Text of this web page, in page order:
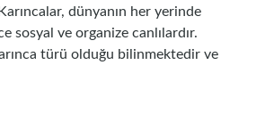
dünyanın her yerinde
sosyal ve organize canlılardır.
türü olduğu bilinmektedir ve